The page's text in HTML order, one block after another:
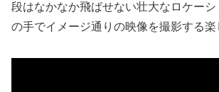
段はなかなか飛ばせない壮大なロケー
の手でイメージ通りの映像を撮影する楽